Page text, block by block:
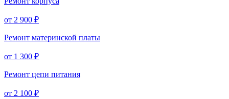
от 2 900 ₽
Ремонт материнской платы
от 1 300 ₽
Ремонт цепи питания
от 2 100 ₽